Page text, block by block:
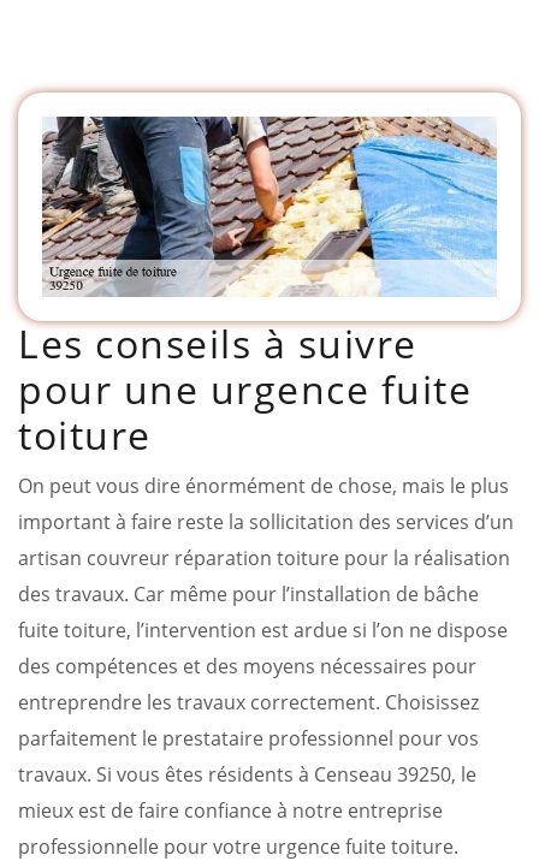
Les conseils à suivre
pour une urgence fuite
toiture
On peut vous dire énormément de chose, mais le plus
important à faire reste la sollicitation des services d’un
artisan couvreur réparation toiture pour la réalisation
des travaux. Car même pour l’installation de bâche
fuite toiture, l’intervention est ardue si l’on ne dispose
des compétences et des moyens nécessaires pour
entreprendre les travaux correctement. Choisissez
parfaitement le prestataire professionnel pour vos
travaux. Si vous êtes résidents à Censeau 39250, le
mieux est de faire confiance à notre entreprise
professionnelle pour votre urgence fuite toiture.